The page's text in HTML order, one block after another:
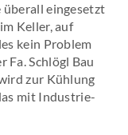
überall eingesetzt
Keller, auf
kein Problem
Fa. Schlögl Bau
zur Kühlung
mit Industrie-